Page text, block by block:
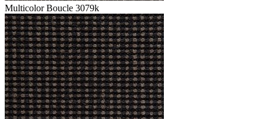
Multicolor Boucle 3079k